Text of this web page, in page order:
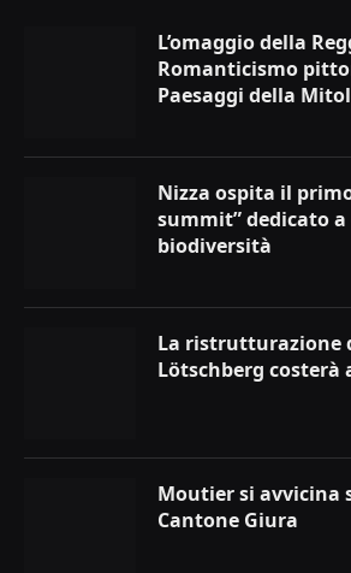
L’omaggio della
Romanticismo
Paesaggi della
Nizza ospita il
summit” dedicato a
biodiversità
La ristrutturazione
Lötschberg costerà
Moutier si avvicina
Cantone Giura